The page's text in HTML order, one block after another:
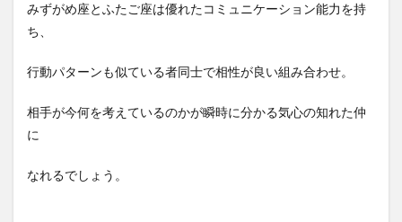
みずがめ座とふたご座は優れたコミュニケーション能力を持
ち、
行動パターンも似ている者同士で相性が良い組み合わせ。
相手が今何を考えているのかが瞬時に分かる気心の知れた仲
に
なれるでしょう。